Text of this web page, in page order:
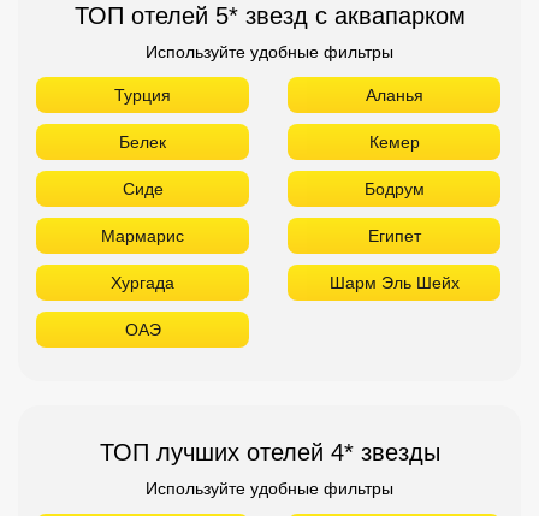
ТОП отелей 5* звезд с аквапарком
Используйте удобные фильтры
Турция Аланья
Белек Кемер
Сиде Бодрум
Мармарис Египет
Хургада Шарм Эль Шейх
ОАЭ
ТОП лучших отелей 4* звезды
Используйте удобные фильтры